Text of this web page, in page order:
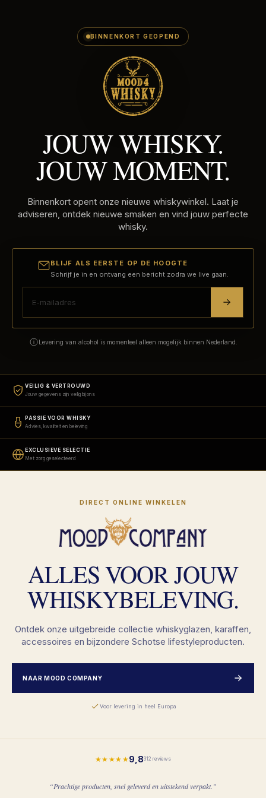
BINNENKORT GEOPEND
JOUW WHISKY.
JOUW MOMENT.
Binnenkort opent onze nieuwe whiskywinkel. Laat je
adviseren, ontdek nieuwe smaken en vind jouw perfecte
whisky.
BLIJF ALS EERSTE OP DE HOOGTE
Schrijf je in en ontvang een bericht zodra we live gaan.
Levering van alcohol is momenteel alleen mogelijk binnen Nederland.
VEILIG & VERTROUWD
Jouw gegevens zijn veilig bij ons
PASSIE VOOR WHISKY
Advies, kwaliteit en beleving
EXCLUSIEVE SELECTIE
Met zorg geselecteerd
DIRECT ONLINE WINKELEN
ALLES VOOR JOUW
WHISKYBELEVING.
Ontdek onze uitgebreide collectie whiskyglazen, karaffen,
accessoires en bijzondere Schotse lifestyleproducten.
NAAR MOOD COMPANY
Voor levering in heel Europa
★★★★★9,8312 reviews
“Prachtige producten, snel geleverd en uitstekend verpakt.”